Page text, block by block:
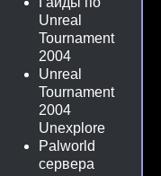
Unreal
Tournament
2004
Unreal
Tournament
2004
Unexplore
Palworld
сервера